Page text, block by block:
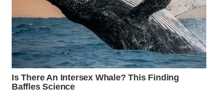
WN
TAPANULI
SELATAN
WN
TANJUNG
LESUNG